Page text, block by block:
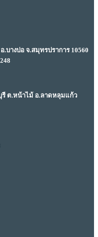
.บางบ่อ จ.สมุทรปราการ 10560
รี ต.หน้าไม้ อ.ลาดหลุมแก้ว